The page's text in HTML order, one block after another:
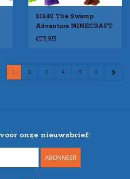
21240 The Swamp
Adventure MINECRAFT
€7,95
1 2 3 4 5 9
onze nieuwsbrief:
ABONNEER